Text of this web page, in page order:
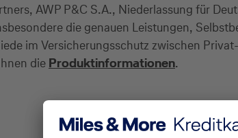
AWP P&C S.A., Niederlassung für
die genauen Leistungen,
im Versicherungsschutz zwischen
die Produktinformationen.